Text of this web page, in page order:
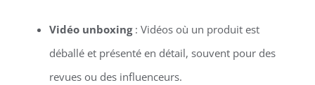
Vidéo unboxing: Vidéos où un produit est
déballé et présenté en détail, souvent pour des
revues ou des influenceurs.